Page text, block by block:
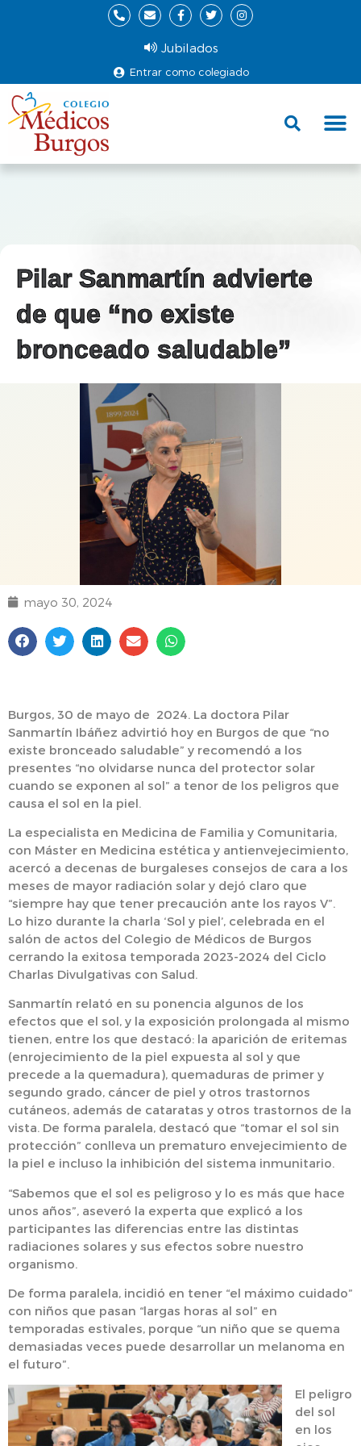
Entrar como colegiado
Jubilados
Pilar Sanmartín advierte
de que “no existe
bronceado saludable”
mayo 30, 2024
Burgos, 30 de mayo de 2024. La doctora Pilar
Sanmartín Ibáñez advirtió hoy en Burgos de que “no
existe bronceado saludable” y recomendó a los
presentes “no olvidarse nunca del protector solar
cuando se exponen al sol” a tenor de los peligros que
causa el sol en la piel.
La especialista en Medicina de Familia y Comunitaria,
con Máster en Medicina estética y antienvejecimiento,
acercó a decenas de burgaleses consejos de cara a los
meses de mayor radiación solar y dejó claro que
“siempre hay que tener precaución ante los rayos V”.
Lo hizo durante la charla ‘Sol y piel’, celebrada en el
salón de actos del Colegio de Médicos de Burgos
cerrando la exitosa temporada 2023-2024 del Ciclo
Charlas Divulgativas con Salud.
Sanmartín relató en su ponencia algunos de los
efectos que el sol, y la exposición prolongada al mismo
tienen, entre los que destacó: la aparición de eritemas
(enrojecimiento de la piel expuesta al sol y que
precede a la quemadura), quemaduras de primer y
segundo grado, cáncer de piel y otros trastornos
cutáneos, además de cataratas y otros trastornos de la
vista. De forma paralela, destacó que “tomar el sol sin
protección” conlleva un prematuro envejecimiento de
la piel e incluso la inhibición del sistema inmunitario.
“Sabemos que el sol es peligroso y lo es más que hace
unos años”, aseveró la experta que explicó a los
participantes las diferencias entre las distintas
radiaciones solares y sus efectos sobre nuestro
organismo.
De forma paralela, incidió en tener “el máximo cuidado”
con niños que pasan “largas horas al sol” en
temporadas estivales, porque “un niño que se quema
demasiadas veces puede desarrollar un melanoma en
el futuro”.
El peligro
del sol
en los